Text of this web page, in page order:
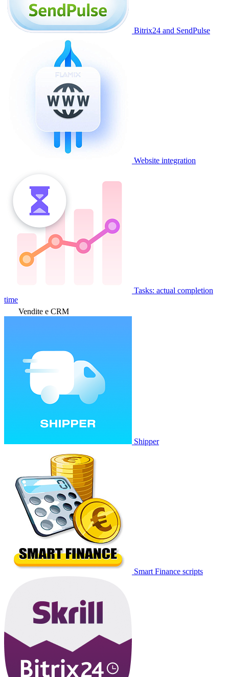
Bitrix24 and SendPulse
Website integration
Tasks: actual completion
time
Vendite e CRM
Shipper
Smart Finance scripts